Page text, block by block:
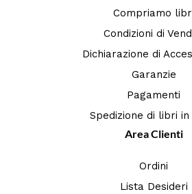
Compriamo
Condizioni di
Dichiarazione di
Garanzie
Pagamenti
Spedizione di libri
Area Clienti
Ordini
Lista Desideri